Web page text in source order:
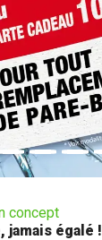
concept
jamais égalé !